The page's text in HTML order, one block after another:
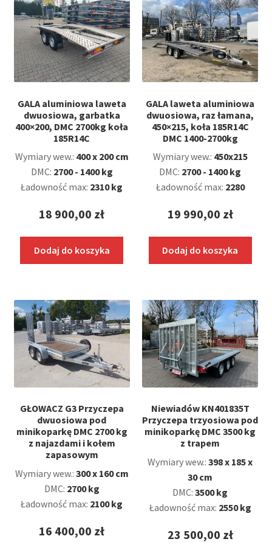
GALA aluminiowa laweta
dwuosiowa, garbatka
400×200, DMC 2700kg koła
185R14C
Wymiary wew.: 400 x 200 cm
DMC: 2700 - 1400 kg
Ładowność max: 2310 kg
18 900,00 zł
Dodaj do koszyka
GALA laweta aluminiowa
dwuosiowa, raz łamana,
450×215, koła 185R14C
DMC 1400-2700kg
Wymiary wew.: 450x215
DMC: 2700 - 1400 kg
Ładowność max: 2280
19 990,00 zł
Dodaj do koszyka
GŁOWACZ G3 Przyczepa
dwuosiowa pod
minikoparkę DMC 2700 kg
z najazdami i kołem
zapasowym
Wymiary wew.: 300 x 160 cm
DMC: 2700 kg
Ładowność max: 2100 kg
16 400,00 zł
Niewiadów KN401835T
Przyczepa trzyosiowa pod
minikoparkę DMC 3500 kg
z trapem
Wymiary wew.:398 x 185 x
30 cm
DMC:3500 kg
Ładowność max: 2550 kg
23 500,00 zł